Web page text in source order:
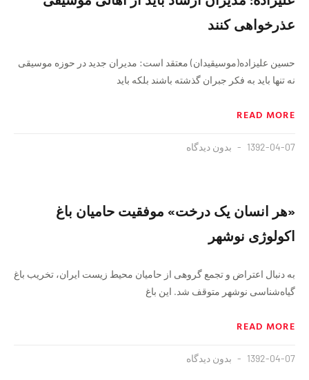
عذرخواهی کنند
حسین علیزاده(موسیقیدان) معتقد است: مدیران جدید در حوزه موسیقی
نه تنها باید به فکر جبران گذشته باشند بلکه باید
READ MORE
1392-04-07 بدون دیدگاه
«هر انسان یک درخت» موفقیت حامیان باغ
اکولوژی نوشهر
به دنبال اعتراض و تجمع گروهی از حامیان محیط زیست ایران، تخریب باغ
گیاه‌شناسی نوشهر متوقف شد. این باغ
READ MORE
1392-04-07 بدون دیدگاه